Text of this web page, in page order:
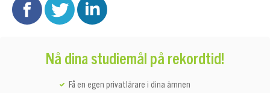
Nå dina studiemål på rekordtid!
Få en egen privatlärare i dina ämnen